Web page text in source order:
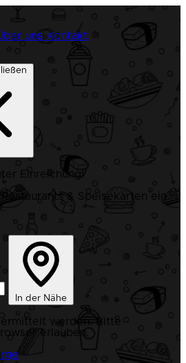
uns Kontakt
Einreichung!
& Speisekarten ein
In der Nähe
werden. Bitte
erlauben.